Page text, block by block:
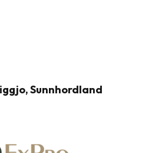
Sunnhordland